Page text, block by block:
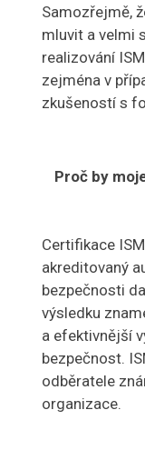
Samozřejmě,
mluvit a velmi
realizování
zejména v
zkušeností s
Proč by
Certifikace
akreditovaný
bezpečnosti
výsledku
a efektivnější
bezpečnost.
odběratele
organizace.